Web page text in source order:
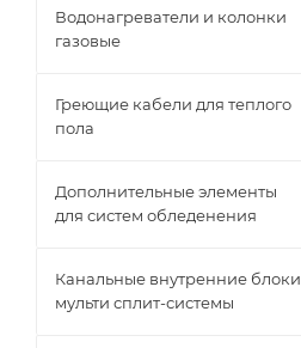
Водонагреватели и колонки
газовые
Греющие кабели для теплого
пола
Дополнительные элементы
для систем обледенения
Канальные внутренние блоки
мульти сплит-системы